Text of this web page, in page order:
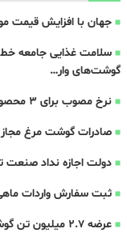
جهان با افزایش قیمت
سلامت غذایی جامعه
گوشت‌های وار…
نرخ مصوب برای ۳ محصول لبنی تعیین شد
صادرات گوشت مرغ
دولت اجازه نداد
ثبت سفارش واردات
عرضه ۲.۷ میلیون تن گوشت مرغ در بازار مصرف